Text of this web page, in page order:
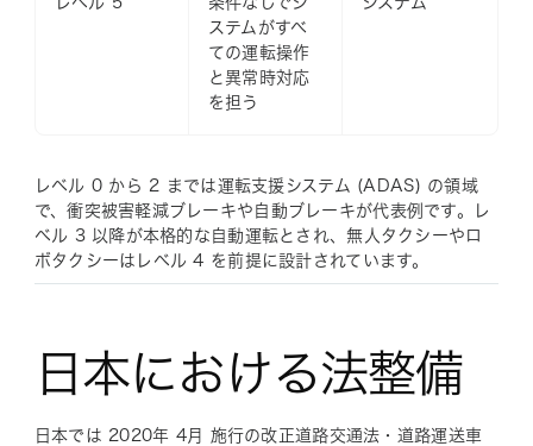
ステムがすべ
ての運転操作
と異常時対応
を担う
レベル 0 から 2 までは運転支援システム (ADAS) の領域
で、衝突被害軽減ブレーキや自動ブレーキが代表例です。レ
ベル 3 以降が本格的な自動運転とされ、無人タクシーやロ
ボタクシーはレベル 4 を前提に設計されています。
日本における法整備
日本では 2020年 4月 施行の改正道路交通法・道路運送車